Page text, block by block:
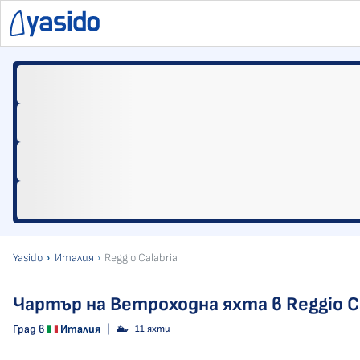
Yasido Италия Reggio Calabria
Чартър на Ветроходна яхта в Reggio
Град в Италия 11 яхти